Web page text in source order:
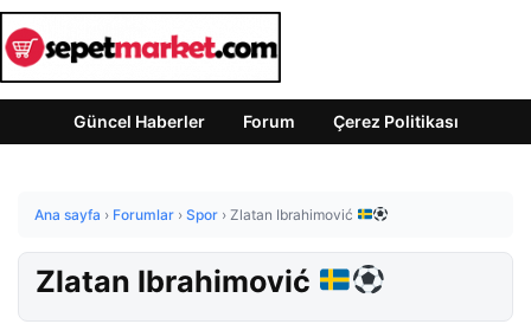
Güncel Haberler Forum Çerez Politikası
Ana sayfa › Forumlar › Spor › Zlatan Ibrahimović
Zlatan Ibrahimović